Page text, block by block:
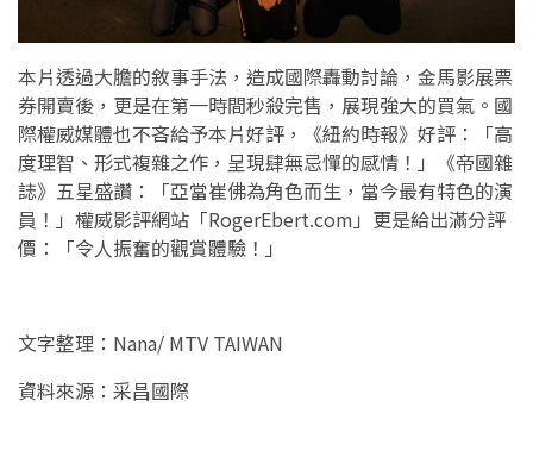
本片透過大膽的敘事手法，造成國際轟動討論，金馬影展票
券開賣後，更是在第一時間秒殺完售，展現強大的買氣。國
際權威媒體也不吝給予本片好評，《紐約時報》好評：「高
度理智、形式複雜之作，呈現肆無忌憚的感情！」《帝國雜
誌》五星盛讚：「亞當崔佛為角色而生，當今最有特色的演
員！」權威影評網站「RogerEbert.com」更是給出滿分評
價：「令人振奮的觀賞體驗！」
文字整理：Nana/ MTV TAIWAN
資料來源：采昌國際